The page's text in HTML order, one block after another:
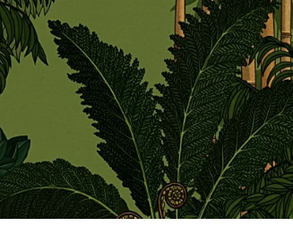
SHOWROOM
IN
OBERKASSEL